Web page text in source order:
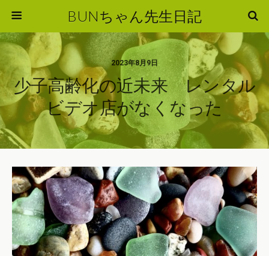
BUNちゃん先生日記
2023年8月9日
少子高齢化の近未来 レンタル
ビデオ店がなくなった